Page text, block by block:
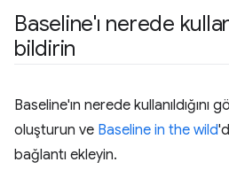
Baseline'ı nerede
bildirin
Baseline'ın nerede kullanıldığını
oluşturun ve Baseline in the wild
bağlantı ekleyin.